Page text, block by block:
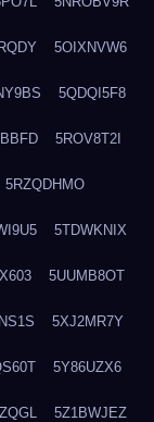
5OIXNVW6
5QDQI5F8
5ROV8T2I
5RZQDHMO
5TDWKNIX
5UUMB8OT
5XJ2MR7Y
5Y86UZX6
5Z1BWJEZ